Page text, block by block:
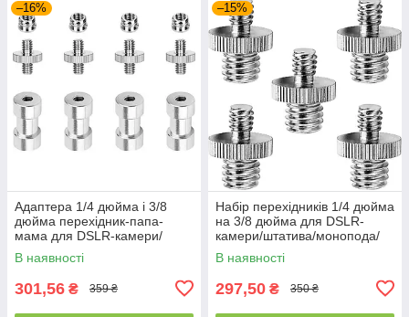
–16%
Адаптера 1/4 дюйма і 3/8
дюйма перехідник-папа-
мама для DSLR-камери/
штатива/монопода/кульової
головки/спалаху
В наявності
301,56 ₴ 359 ₴
–15%
Набір перехідників 1/4 дюйма
на 3/8 дюйма для DSLR-
камери/штатива/монопода/
кульової головки/спалаху
В наявності
297,50 ₴ 350 ₴